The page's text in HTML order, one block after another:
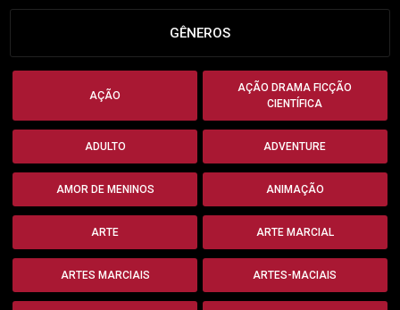
GÊNEROS
AÇÃO
AÇÃO DRAMA FICÇÃO
CIENTÍFICA
ADULTO ADVENTURE
AMOR DE MENINOS ANIMAÇÃO
ARTE ARTE MARCIAL
ARTES MARCIAIS ARTES-MACIAIS